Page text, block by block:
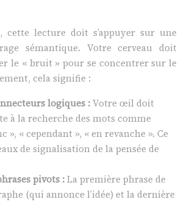
cette lecture doit s’appuyer sur une
sémantique. Votre cerveau doit
le « bruit » pour se concentrer sur le
cela signifie :
logiques :Votre œil doit
à la recherche des mots comme
», « cependant », « en revanche ». Ce
de signalisation de la pensée de
pivots :La première phrase de
(qui annonce l’idée) et la dernière